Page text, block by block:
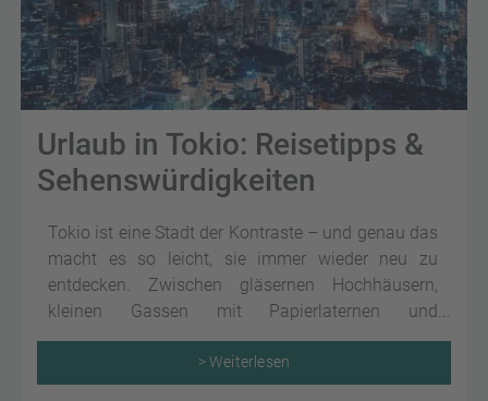
Urlaub in Tokio: Reisetipps &
Sehenswürdigkeiten
Tokio ist eine Stadt der Kontraste – und genau das
macht es so leicht, sie immer wieder neu zu
entdecken. Zwischen gläsernen Hochhäusern,
kleinen Gassen mit Papierlaternen und
überraschend ruhigen Schreinen entsteht ein
Rhythmus, der sofort trägt. Wer Tokio bereist,
bekommt Großstadtenergie – und gleichzeitig
> Weiterlesen